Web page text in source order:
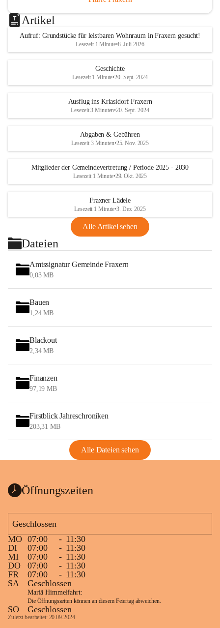
Artikel
Aufruf: Grundstücke für leistbaren Wohnraum in Fraxern gesucht!
Lesezeit 1 Minute•8. Juli 2026
Geschichte
Lesezeit 1 Minute•20. Sept. 2024
Ausflug ins Kriasidorf Fraxern
Lesezeit 3 Minuten•20. Sept. 2024
Abgaben & Gebühren
Lesezeit 3 Minuten•25. Nov. 2025
Mitglieder der Gemeindevertretung / Periode 2025 - 2030
Lesezeit 1 Minute•29. Okt. 2025
Fraxner Lädele
Lesezeit 1 Minute•3. Dez. 2025
Alle Artikel sehen
Dateien
Amtssignatur Gemeinde Fraxern
0,03 MB
Bauen
1,24 MB
Blackout
2,34 MB
Finanzen
97,19 MB
Firstblick Jahreschroniken
203,31 MB
Alle Dateien sehen
Öffnungszeiten
Geschlossen
MO 07:00 - 11:30
DI
07:00 - 11:30
MI
07:00 - 11:30
DO
07:00 - 11:30
FR
07:00 - 11:30
SA
Geschlossen
Mariä Himmelfahrt:
Die Öffnungszeiten können an diesem Feiertag abweichen.
SO Geschlossen
Zuletzt bearbeitet: 20.09.2024